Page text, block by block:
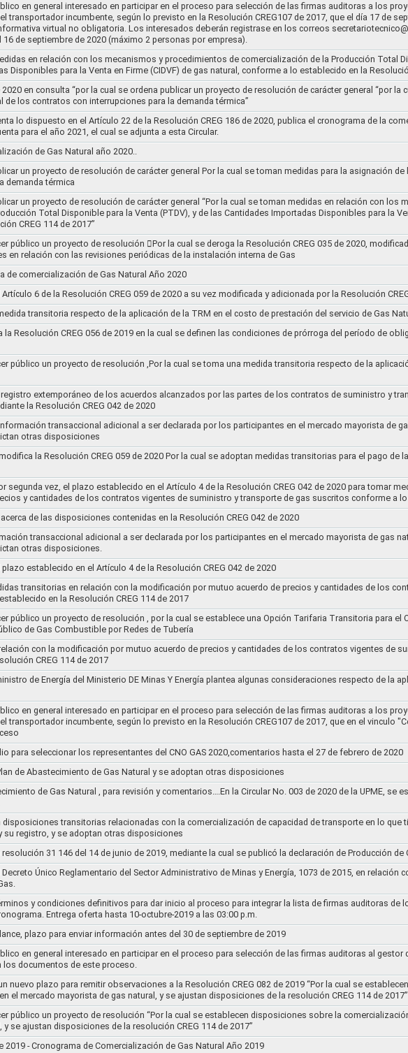
en general interesado en participar en el proceso para selección de las firmas auditoras a los
transportador incumbente, según lo previsto en la Resolución CREG107 de 2017, que el día 17 de
virtual no obligatoria. Los interesados deberán registrase en los correos
16 de septiembre de 2020 (máximo 2 personas por empresa).
en relación con los mecanismos y procedimientos de comercialización de la Producción Total
Disponibles para la Venta en Firme (CIDVF) de gas natural, conforme a lo establecido en la
2020 en consulta “por la cual se ordena publicar un proyecto de resolución de carácter general “por
de los contratos con interrupciones para la demanda térmica”
lo dispuesto en el Artículo 22 de la Resolución CREG 186 de 2020, publica el cronograma de la
para el año 2021, el cual se adjunta a esta Circular.
de Gas Natural año 2020..
un proyecto de resolución de carácter general Por la cual se toman medidas para la asignación
demanda térmica
un proyecto de resolución de carácter general “Por la cual se toman medidas en relación con los
Total Disponible para la Venta (PTDV), y de las Cantidades Importadas Disponibles para la
CREG 114 de 2017”
público un proyecto de resolución 􀂴Por la cual se deroga la Resolución CREG 035 de 2020,
en relación con las revisiones periódicas de la instalación interna de Gas
de comercialización de Gas Natural Año 2020
6 de la Resolución CREG 059 de 2020 a su vez modificada y adicionada por la Resolución
transitoria respecto de la aplicación de la TRM en el costo de prestación del servicio de Gas
la Resolución CREG 056 de 2019 en la cual se definen las condiciones de prórroga del período de
público un proyecto de resolución ,Por la cual se toma una medida transitoria respecto de la
extemporáneo de los acuerdos alcanzados por las partes de los contratos de suministro y
la Resolución CREG 042 de 2020
transaccional adicional a ser declarada por los participantes en el mercado mayorista de
otras disposiciones
la Resolución CREG 059 de 2020 Por la cual se adoptan medidas transitorias para el pago
segunda vez, el plazo establecido en el Artículo 4 de la Resolución CREG 042 de 2020 para tomar
y cantidades de los contratos vigentes de suministro y transporte de gas suscritos conforme a
de las disposiciones contenidas en la Resolución CREG 042 de 2020
transaccional adicional a ser declarada por los participantes en el mercado mayorista de gas
otras disposiciones.
establecido en el Artículo 4 de la Resolución CREG 042 de 2020
transitorias en relación con la modificación por mutuo acuerdo de precios y cantidades de los
en la Resolución CREG 114 de 2017
público un proyecto de resolución , por la cual se establece una Opción Tarifaria Transitoria para el
de Gas Combustible por Redes de Tubería
con la modificación por mutuo acuerdo de precios y cantidades de los contratos vigentes de
CREG 114 de 2017
de Energía del Ministerio DE Minas Y Energía plantea algunas consideraciones respecto de la
en general interesado en participar en el proceso para selección de las firmas auditoras a los
transportador incumbente, según lo previsto en la Resolución CREG107 de 2017, que en el vinculo
para seleccionar los representantes del CNO GAS 2020,comentarios hasta el 27 de febrero de 2020
de Abastecimiento de Gas Natural y se adoptan otras disposiciones
de Gas Natural , para revisión y comentarios….En la Circular No. 003 de 2020 de la UPME, se
disposiciones transitorias relacionadas con la comercialización de capacidad de transporte en lo que
su registro, y se adoptan otras disposiciones
31 146 del 14 de junio de 2019, mediante la cual se publicó la declaración de Producción de
Único Reglamentario del Sector Administrativo de Minas y Energía, 1073 de 2015, en
y condiciones definitivos para dar inicio al proceso para integrar la lista de firmas auditoras de
Entrega oferta hasta 10-octubre-2019 a las 03:00 p.m.
plazo para enviar información antes del 30 de septiembre de 2019
en general interesado en participar en el proceso para selección de las firmas auditoras al
los documentos de este proceso.
nuevo plazo para remitir observaciones a la Resolución CREG 082 de 2019 “Por la cual se
el mercado mayorista de gas natural, y se ajustan disposiciones de la resolución CREG 114 de 2017”
público un proyecto de resolución “Por la cual se establecen disposiciones sobre la
se ajustan disposiciones de la resolución CREG 114 de 2017”
2019 - Cronograma de Comercialización de Gas Natural Año 2019